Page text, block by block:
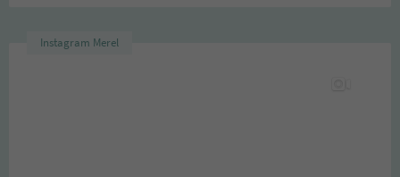
Instagram Merel